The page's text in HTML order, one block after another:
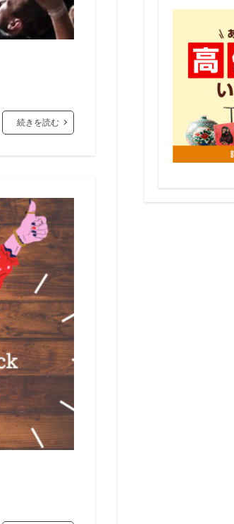
続きを読む